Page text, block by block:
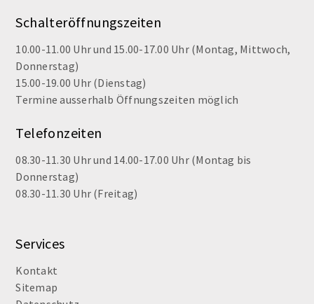
Schalteröffnungszeiten
10.00-11.00 Uhr und 15.00-17.00 Uhr (Montag, Mittwoch,
Donnerstag)
15.00-19.00 Uhr (Dienstag)
Termine ausserhalb Öffnungszeiten möglich
Telefonzeiten
08.30-11.30 Uhr und 14.00-17.00 Uhr (Montag bis
Donnerstag)
08.30-11.30 Uhr (Freitag)
Services
Kontakt
Sitemap